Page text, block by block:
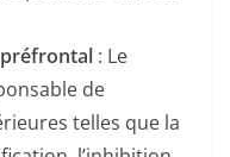
: Le
de
telles que la